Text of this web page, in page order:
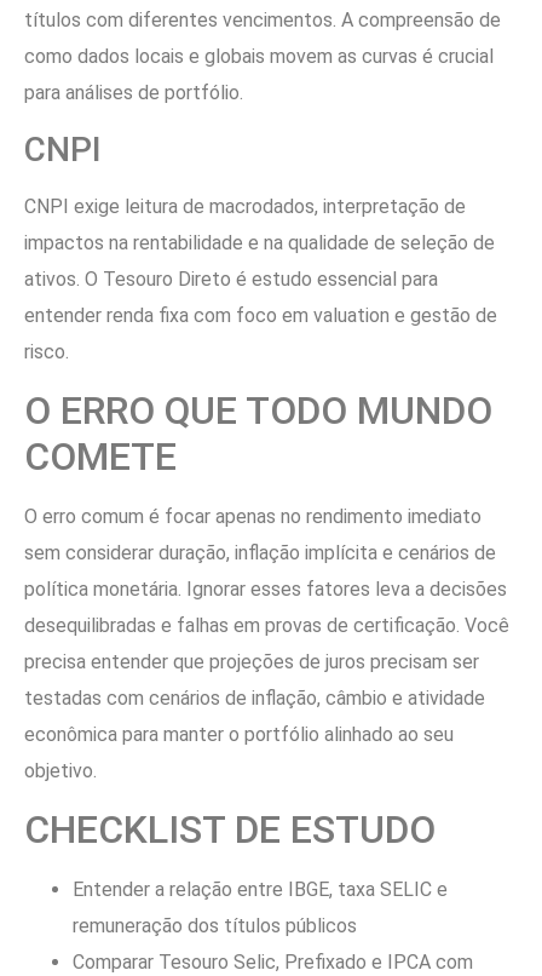
títulos com diferentes vencimentos. A compreensão de
como dados locais e globais movem as curvas é crucial
para análises de portfólio.
CNPI
CNPI exige leitura de macrodados, interpretação de
impactos na rentabilidade e na qualidade de seleção de
ativos. O Tesouro Direto é estudo essencial para
entender renda fixa com foco em valuation e gestão de
risco.
O ERRO QUE TODO MUNDO
COMETE
O erro comum é focar apenas no rendimento imediato
sem considerar duração, inflação implícita e cenários de
política monetária. Ignorar esses fatores leva a decisões
desequilibradas e falhas em provas de certificação. Você
precisa entender que projeções de juros precisam ser
testadas com cenários de inflação, câmbio e atividade
econômica para manter o portfólio alinhado ao seu
objetivo.
CHECKLIST DE ESTUDO
Entender a relação entre IBGE, taxa SELIC e
remuneração dos títulos públicos
Comparar Tesouro Selic, Prefixado e IPCA com